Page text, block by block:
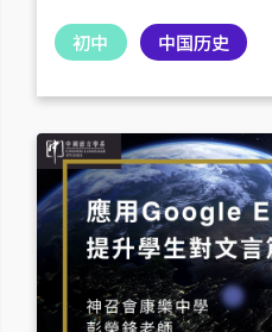
初中 中国历史